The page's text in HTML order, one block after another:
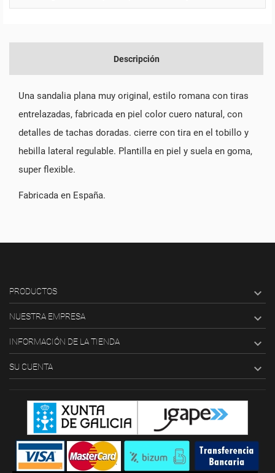
Descripción
Una sandalia plana muy original, estilo romana con tiras
entrelazadas, fabricada en piel color cuero natural, con
detalles de tachas doradas. cierre con tira en el tobillo y
hebilla lateral regulable. Plantilla en piel y suela en goma,
super flexible.
Fabricada en España.
PRODUCTOS 
NUESTRA EMPRESA 
INFORMACIÓN DE LA TIENDA 
SU CUENTA 